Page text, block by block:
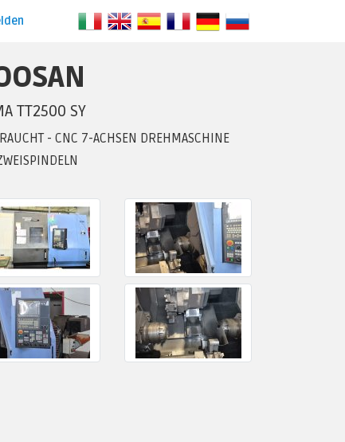
TT2500 SY
- CNC 7-ACHSEN DREHMASCHINE